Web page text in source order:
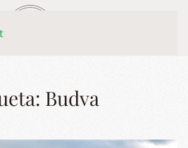
Budva